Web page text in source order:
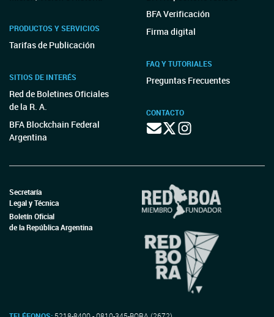
PRODUCTOS Y SERVICIOS
Tarifas de Publicación
SITIOS DE INTERÉS
Red de Boletines Oficiales
de la R. A.
BFA Blockchain Federal
Argentina
BFA Verificación
Firma digital
FAQ Y TUTORIALES
Preguntas Frecuentes
CONTACTO
Secretaría
Legal y Técnica
Boletín Oficial
de la República Argentina